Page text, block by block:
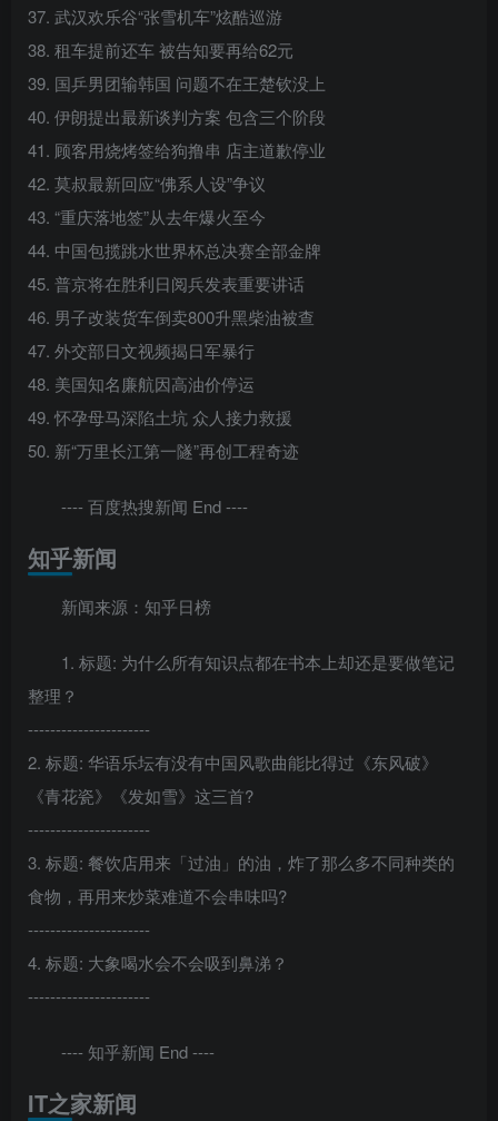
37. 武汉欢乐谷“张雪机车”炫酷巡游
38. 租车提前还车 被告知要再给62元
39. 国乒男团输韩国 问题不在王楚钦没上
40. 伊朗提出最新谈判方案 包含三个阶段
41. 顾客用烧烤签给狗撸串 店主道歉停业
42. 莫叔最新回应“佛系人设”争议
43. “重庆落地签”从去年爆火至今
44. 中国包揽跳水世界杯总决赛全部金牌
45. 普京将在胜利日阅兵发表重要讲话
46. 男子改装货车倒卖800升黑柴油被查
47. 外交部日文视频揭日军暴行
48. 美国知名廉航因高油价停运
49. 怀孕母马深陷土坑 众人接力救援
50. 新“万里长江第一隧”再创工程奇迹
---- 百度热搜新闻 End ----
知乎新闻
新闻来源：知乎日榜
1. 标题: 为什么所有知识点都在书本上却还是要做笔记
整理？
----------------------
2. 标题: 华语乐坛有没有中国风歌曲能比得过《东风破》
《青花瓷》《发如雪》这三首?
----------------------
3. 标题: 餐饮店用来「过油」的油，炸了那么多不同种类的
食物，再用来炒菜难道不会串味吗?
----------------------
4. 标题: 大象喝水会不会吸到鼻涕？
----------------------
---- 知乎新闻 End ----
IT之家新闻